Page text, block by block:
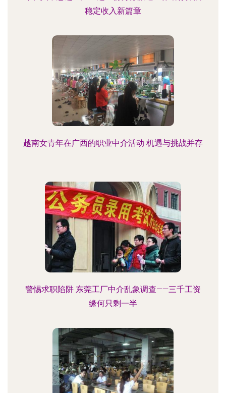
稳定收入新篇章
越南女青年在广西的职业中介活动 机遇与挑战并存
警惕求职陷阱 东莞工厂中介乱象调查——三千工资
缘何只剩一半